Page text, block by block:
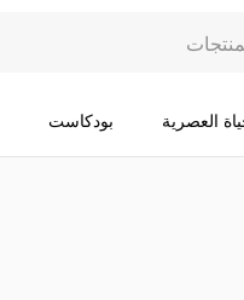
العصرية بودكاست